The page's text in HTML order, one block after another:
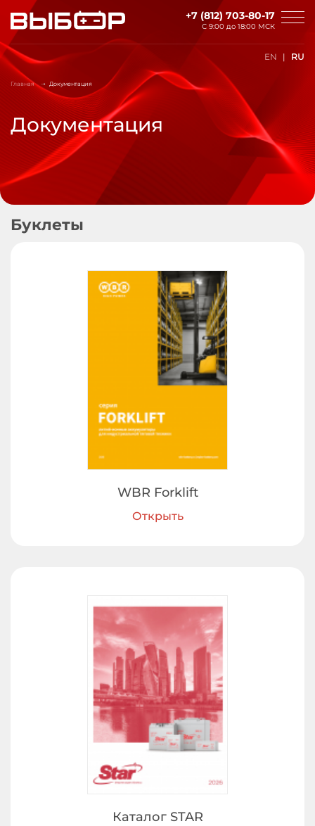
Перейти к основному содержанию
+7 (812) 703-80-17
С 9:00 до18:00 МСК
EN RU
Главная Документация
Документация
Буклеты
WBR Forklift
Открыть
Каталог STAR